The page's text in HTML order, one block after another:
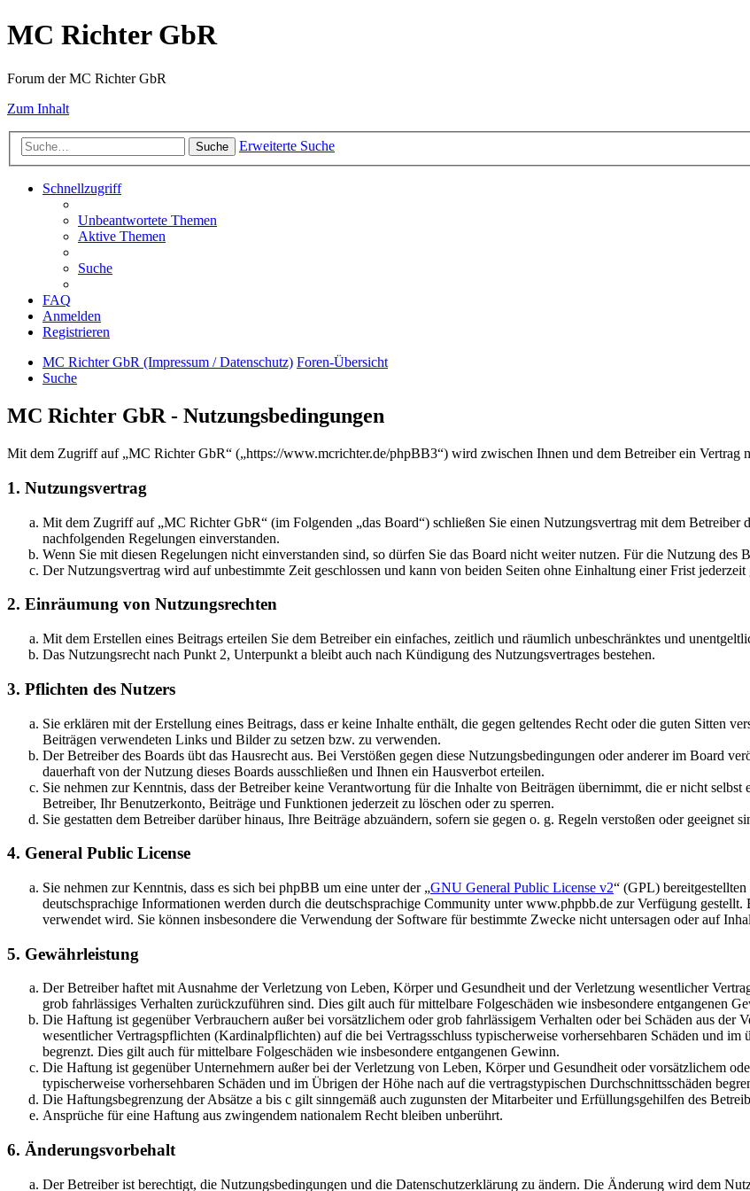
MC Richter GbR
Forum der MC Richter GbR
Zum Inhalt
Suche Erweiterte Suche
Schnellzugriff
Unbeantwortete Themen
Aktive Themen
Suche
FAQ
Anmelden
Registrieren
MC Richter GbR (Impressum / Datenschutz) Foren-Übersicht
Suche
MC Richter GbR - Nutzungsbedingungen
Mit dem Zugriff auf „MC Richter GbR“ („https://www.mcrichter.de/phpBB3“) wird zwischen Ihnen und dem Betreiber ein Vertrag
1. Nutzungsvertrag
Mit dem Zugriff auf „MC Richter GbR“ (im Folgenden „das Board“) schließen Sie einen Nutzungsvertrag mit dem Betreiber
nachfolgenden Regelungen einverstanden.
Wenn Sie mit diesen Regelungen nicht einverstanden sind, so dürfen Sie das Board nicht weiter nutzen. Für die Nutzung des
Der Nutzungsvertrag wird auf unbestimmte Zeit geschlossen und kann von beiden Seiten ohne Einhaltung einer Frist
2. Einräumung von Nutzungsrechten
Mit dem Erstellen eines Beitrags erteilen Sie dem Betreiber ein einfaches, zeitlich und räumlich unbeschränktes und
Das Nutzungsrecht nach Punkt 2, Unterpunkt a bleibt auch nach Kündigung des Nutzungsvertrages bestehen.
3. Pflichten des Nutzers
Sie erklären mit der Erstellung eines Beitrags, dass er keine Inhalte enthält, die gegen geltendes Recht oder die guten Sitten
Beiträgen verwendeten Links und Bilder zu setzen bzw. zu verwenden.
Der Betreiber des Boards übt das Hausrecht aus. Bei Verstößen gegen diese Nutzungsbedingungen oder anderer im Board
dauerhaft von der Nutzung dieses Boards ausschließen und Ihnen ein Hausverbot erteilen.
Sie nehmen zur Kenntnis, dass der Betreiber keine Verantwortung für die Inhalte von Beiträgen übernimmt, die er nicht
Betreiber, Ihr Benutzerkonto, Beiträge und Funktionen jederzeit zu löschen oder zu sperren.
Sie gestatten dem Betreiber darüber hinaus, Ihre Beiträge abzuändern, sofern sie gegen o. g. Regeln verstoßen oder geeignet
4. General Public License
Sie nehmen zur Kenntnis, dass es sich bei phpBB um eine unter der „GNU General Public License v2“ (GPL)
deutschsprachige Informationen werden durch die deutschsprachige Community unter www.phpbb.de zur Verfügung
verwendet wird. Sie können insbesondere die Verwendung der Software für bestimmte Zwecke nicht untersagen oder auf
5. Gewährleistung
Der Betreiber haftet mit Ausnahme der Verletzung von Leben, Körper und Gesundheit und der Verletzung wesentlicher
grob fahrlässiges Verhalten zurückzuführen sind. Dies gilt auch für mittelbare Folgeschäden wie insbesondere entgangenen
Die Haftung ist gegenüber Verbrauchern außer bei vorsätzlichem oder grob fahrlässigem Verhalten oder bei Schäden aus
wesentlicher Vertragspflichten (Kardinalpflichten) auf die bei Vertragsschluss typischerweise vorhersehbaren Schäden und
begrenzt. Dies gilt auch für mittelbare Folgeschäden wie insbesondere entgangenen Gewinn.
Die Haftung ist gegenüber Unternehmern außer bei der Verletzung von Leben, Körper und Gesundheit oder vorsätzlichem
typischerweise vorhersehbaren Schäden und im Übrigen der Höhe nach auf die vertragstypischen Durchschnittsschäden
Die Haftungsbegrenzung der Absätze a bis c gilt sinngemäß auch zugunsten der Mitarbeiter und Erfüllungsgehilfen des
Ansprüche für eine Haftung aus zwingendem nationalem Recht bleiben unberührt.
6. Änderungsvorbehalt
Der Betreiber ist berechtigt, die Nutzungsbedingungen und die Datenschutzerklärung zu ändern. Die Änderung wird dem